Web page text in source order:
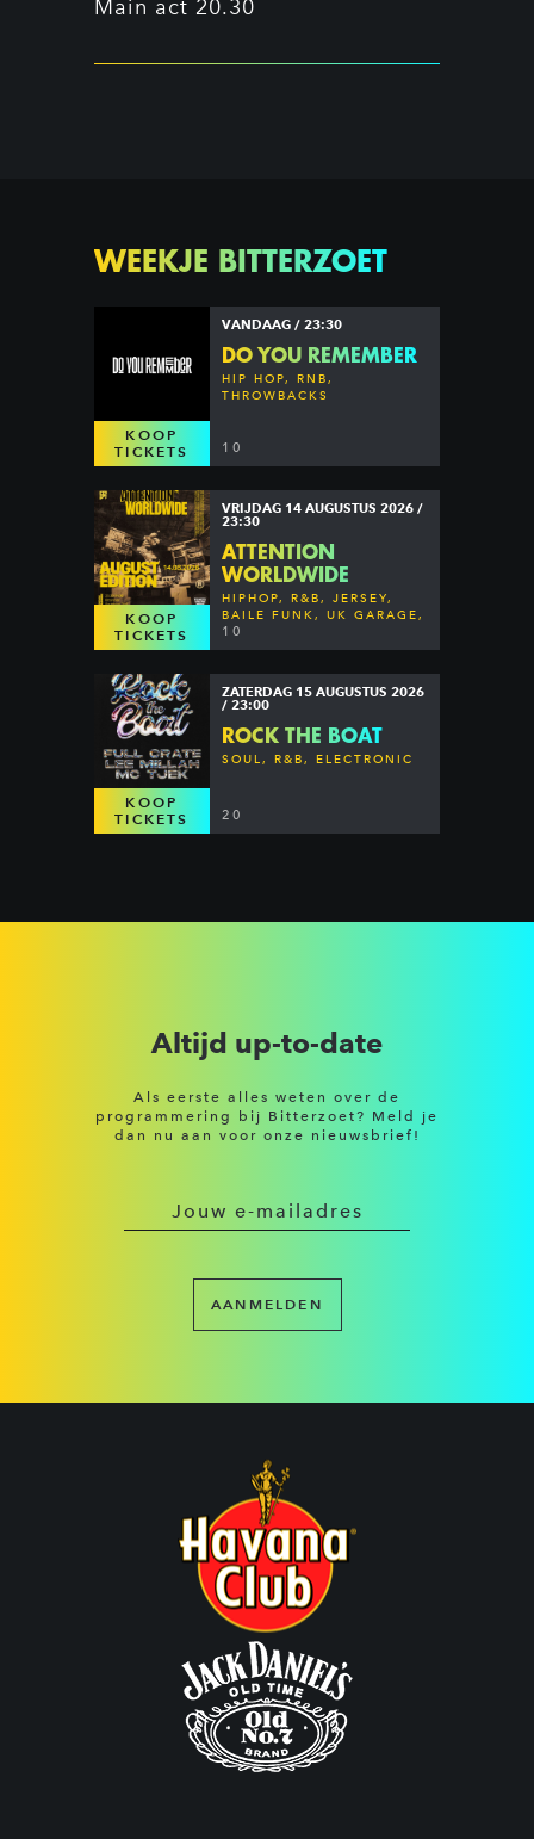
Main act 20.30
WEEKJE BITTERZOET
KOOP
TICKETS
VANDAAG / 23:30
DO YOU REMEMBER
HIP HOP, RNB,
THROWBACKS
10
KOOP
TICKETS
VRIJDAG 14 AUGUSTUS 2026 /
23:30
ATTENTION
WORLDWIDE
HIPHOP, R&B, JERSEY,
BAILE FUNK, UK GARAGE,
DANCEHALL & MORE
10
KOOP
TICKETS
ZATERDAG 15 AUGUSTUS 2026
/ 23:00
ROCK THE BOAT
SOUL, R&B, ELECTRONIC
20
Altijd up-to-date
Als eerste alles weten over de
programmering bij Bitterzoet? Meld je
dan nu aan voor onze nieuwsbrief!
AANMELDEN